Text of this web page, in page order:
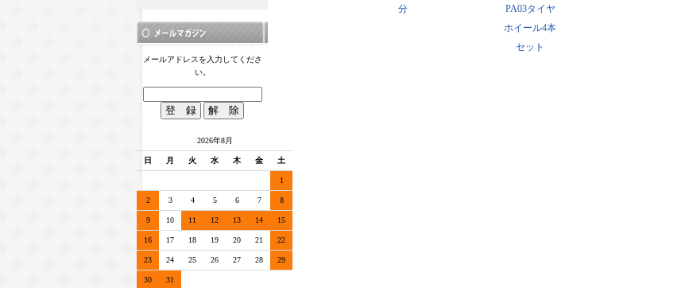
メールアドレスを入力してくださ
い。
2026年8月
日 月 火 水 木 金 土
1
2 3 4 5 6 7 8
9 10 11 12 13 14 15
16 17 18 19 20 21 22
23 24 25 26 27 28 29
30 31
分
PA03タイヤ
ホイール4本
セット